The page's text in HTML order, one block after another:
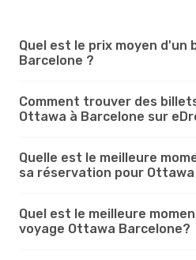
Quel est le prix moyen d'un
Barcelone ?
Comment trouver des
Ottawa à Barcelone sur
Quelle est le meilleure
sa réservation pour Ottawa
Quel est le meilleure
voyage Ottawa Barcelone?